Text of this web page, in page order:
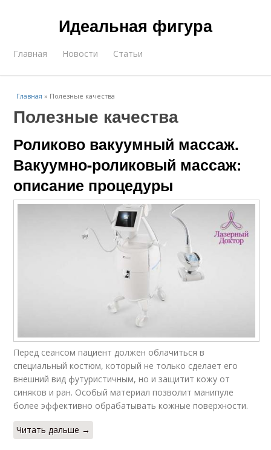
Идеальная фигура
Главная Новости Статьи
Главная » Полезные качества
Полезные качества
Роликово вакуумный массаж.
Вакуумно-роликовый массаж:
описание процедуры
Перед сеансом пациент должен облачиться в
специальный костюм, который не только сделает его
внешний вид футуристичным, но и защитит кожу от
синяков и ран. Особый материал позволит манипуле
более эффективно обрабатывать кожные поверхности.
Читать дальше →